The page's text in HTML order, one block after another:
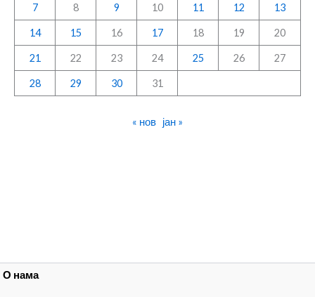
7 8 9 10 11 12 13
14 15 16 17 18 19 20
21 22 23 24 25 26 27
28 29 30 31
« нов јан »
О нама